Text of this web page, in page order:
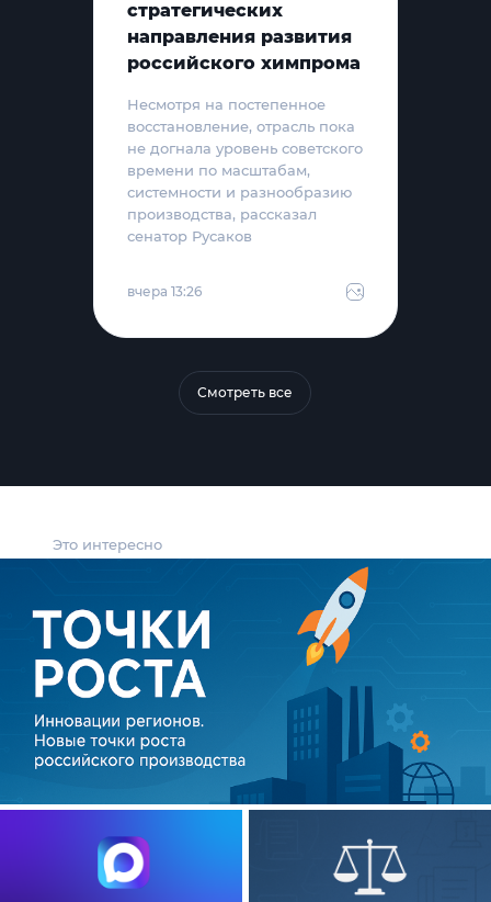
Это интересно
стратегических
направления развития
российского химпрома
Несмотря на постепенное
восстановление, отрасль пока
не догнала уровень советского
времени по масштабам,
системности и разнообразию
производства, рассказал
сенатор Русаков
вчера 13:26
Смотреть все